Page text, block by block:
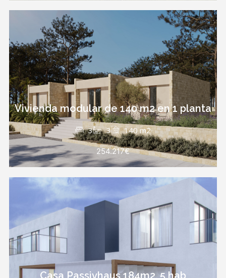
Vivienda modular de 140 m2 en 1 planta
3 3 140 m2
254.217€
Casa Passivhaus 184m2, 5 hab